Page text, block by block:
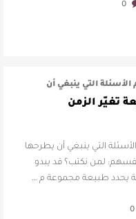
0
التي ينبغي أن
…
تغيّر الزمن
التي ينبغي أن يطرحها
لمن نكتب؟ قد يبدو
يحدد طبيعة مجموعة م …
0